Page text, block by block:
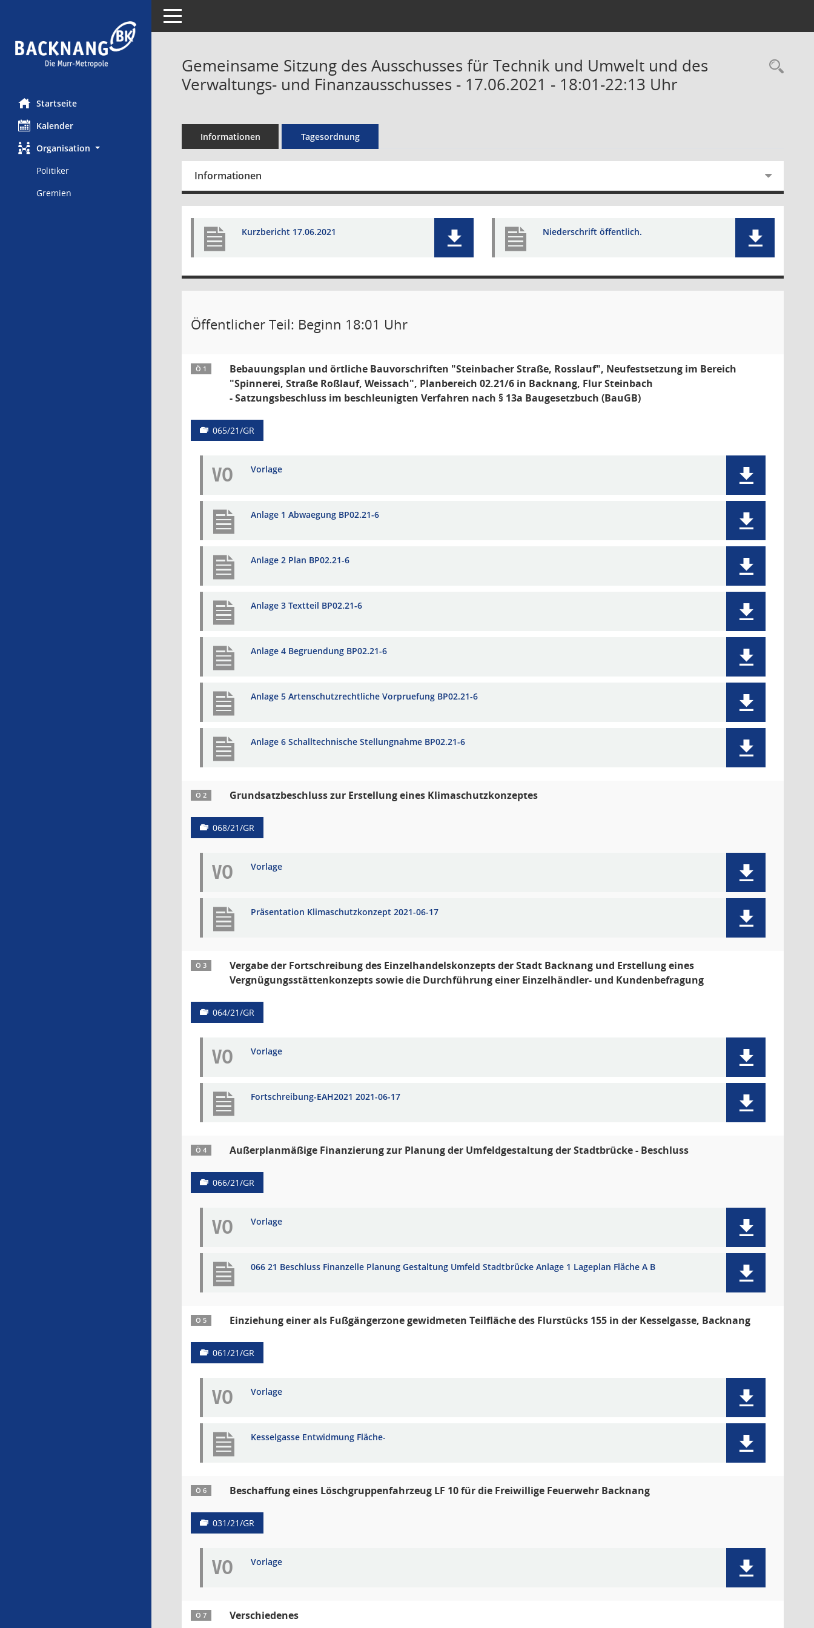
Startseite
Kalender
Organisation
Politiker
Gremien
Toggle navigation
Gemeinsame Sitzung des Ausschusses für Technik und Umwelt und des
Verwaltungs- und Finanzausschusses - 17.06.2021 - 18:01-22:13 Uhr
Informationen Tagesordnung
Informationen
Kurzbericht 17.06.2021 Niederschrift öffentlich.
Öffentlicher Teil: Beginn 18:01 Uhr
Ö 1
Bebauungsplan und örtliche Bauvorschriften "Steinbacher Straße, Rosslauf", Neufestsetzung im Bereich
"Spinnerei, Straße Roßlauf, Weissach", Planbereich 02.21/6 in Backnang, Flur Steinbach
- Satzungsbeschluss im beschleunigten Verfahren nach § 13a Baugesetzbuch (BauGB)
065/21/GR
VO Vorlage
Anlage 1 Abwaegung BP02.21-6
Anlage 2 Plan BP02.21-6
Anlage 3 Textteil BP02.21-6
Anlage 4 Begruendung BP02.21-6
Anlage 5 Artenschutzrechtliche Vorpruefung BP02.21-6
Anlage 6 Schalltechnische Stellungnahme BP02.21-6
Ö 2 Grundsatzbeschluss zur Erstellung eines Klimaschutzkonzeptes
068/21/GR
VO Vorlage
Präsentation Klimaschutzkonzept 2021-06-17
Ö 3
Vergabe der Fortschreibung des Einzelhandelskonzepts der Stadt Backnang und Erstellung eines
Vergnügungsstättenkonzepts sowie die Durchführung einer Einzelhändler- und Kundenbefragung
064/21/GR
VO Vorlage
Fortschreibung-EAH2021 2021-06-17
Ö 4 Außerplanmäßige Finanzierung zur Planung der Umfeldgestaltung der Stadtbrücke - Beschluss
066/21/GR
VO Vorlage
066 21 Beschluss Finanzelle Planung Gestaltung Umfeld Stadtbrücke Anlage 1 Lageplan Fläche A B
Ö 5 Einziehung einer als Fußgängerzone gewidmeten Teilfläche des Flurstücks 155 in der Kesselgasse, Backnang
061/21/GR
VO Vorlage
Kesselgasse Entwidmung Fläche-
Ö 6 Beschaffung eines Löschgruppenfahrzeug LF 10 für die Freiwillige Feuerwehr Backnang
031/21/GR
VO Vorlage
Ö 7 Verschiedenes